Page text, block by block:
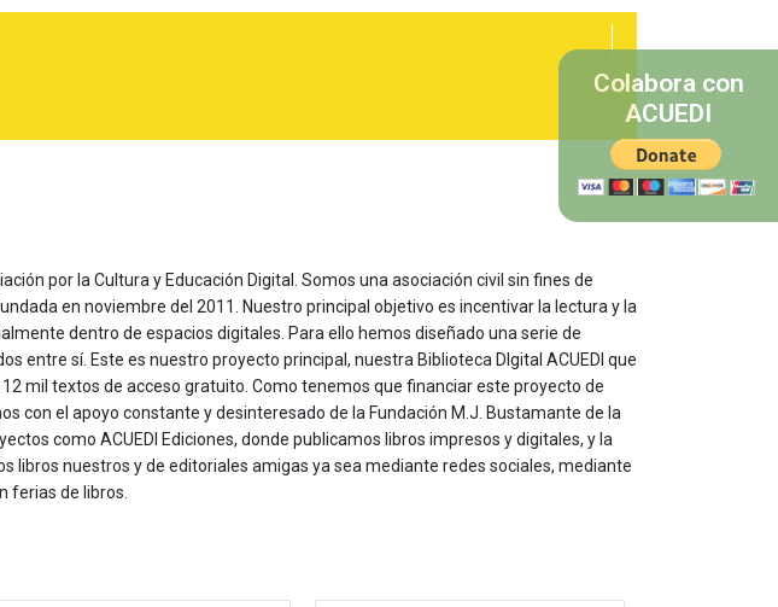
por la Cultura y Educación Digital. Somos una asociación civil sin fines de
en noviembre del 2011. Nuestro principal objetivo es incentivar la lectura y la
dentro de espacios digitales. Para ello hemos diseñado una serie de
entre sí. Este es nuestro proyecto principal, nuestra Biblioteca DIgital ACUEDI que
mil textos de acceso gratuito. Como tenemos que financiar este proyecto de
con el apoyo constante y desinteresado de la Fundación M.J. Bustamante de la
como ACUEDI Ediciones, donde publicamos libros impresos y digitales, y la
libros nuestros y de editoriales amigas ya sea mediante redes sociales, mediante
ferias de libros.
Colabora con
ACUEDI